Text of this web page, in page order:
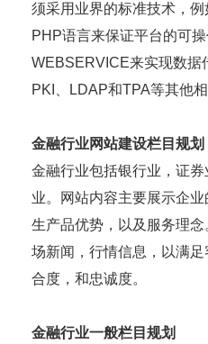
须采用业界的标准技术，例
PHP语言来保证平台的可操
WEBSERVICE来实现数据
PKI、LDAP和TPA等其他相
金融行业网站建设栏目规划
金融行业包括银行业，证
业。网站内容主要展示企
生产品优势，以及服务理
场新闻，行情信息，以满
合度，和忠诚度。
金融行业一般栏目规划